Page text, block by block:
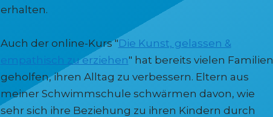
erhalten.
Auch der online-Kurs "Die Kunst, gelassen &
empathisch zu erziehen" hat bereits vielen Familien
geholfen, ihren Alltag zu verbessern. Eltern aus
meiner Schwimmschule schwärmen davon, wie
sehr sich ihre Beziehung zu ihren Kindern durch